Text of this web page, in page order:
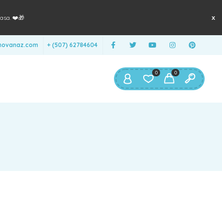
❤️🎁
+ (507) 62784604
0
0